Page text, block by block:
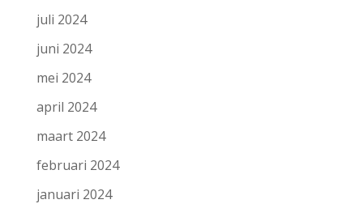
juli 2024
juni 2024
mei 2024
april 2024
maart 2024
februari 2024
januari 2024